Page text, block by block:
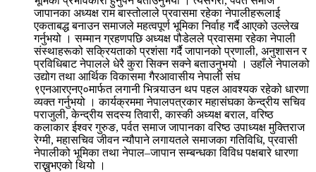
जापानका अध्यक्ष राम बास्तोलाले प्रवासमा रहेका नेपालीहरूलाई
एकताबद्ध बनाउन समाजले महत्वपूर्ण भूमिका निर्वाह गर्दै आएको उल्लेख
गर्नुभयो । सम्मान ग्रहणपछि अध्यक्ष पौडेलले प्रवासमा रहेका नेपाली
संस्थाहरूको सक्रियताको प्रशंसा गर्दै जापानको प्रणाली, अनुशासन र
प्रविधिबाट नेपालले धेरै कुरा सिक्न सक्ने बताउनुभयो । उहाँले नेपालको
उद्योग तथा आर्थिक विकासमा गैरआवासीय नेपाली संघ
९एनआरएनए०मार्फत लगानी भित्र्याउन थप पहल आवश्यक रहेको धारणा
व्यक्त गर्नुभयो । कार्यक्रममा नेपालपत्रकार महासंघका केन्द्रीय सचिव
पराजुली, केन्द्रीय सदस्य तिवारी, कास्की अध्यक्ष बराल, वरिष्ठ
कलाकार ईश्वर गुरुङ, पर्वत समाज जापानका वरिष्ठ उपाध्यक्ष मुक्तिराज
रेग्मी, महासचिव जीवन न्यौपाने लगायतले समाजका गतिविधि, प्रवासी
नेपालीको भूमिका तथा नेपाल–जापान सम्बन्धका विविध पक्षबारे धारणा
राख्नुभएको थियो ।